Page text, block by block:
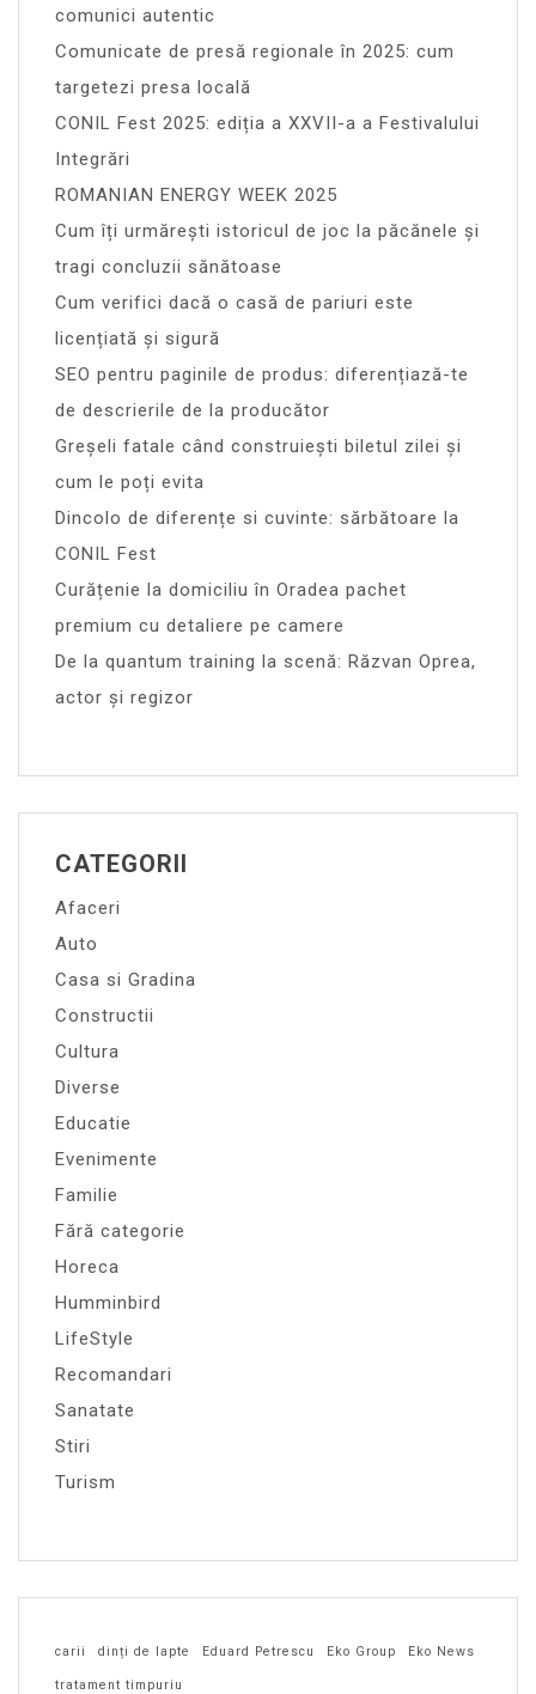
comunici autentic
Comunicate de presă regionale în 2025: cum
targetezi presa locală
CONIL Fest 2025: ediția a XXVII-a a Festivalului
Integrări
ROMANIAN ENERGY WEEK 2025
Cum îți urmărești istoricul de joc la păcănele și
tragi concluzii sănătoase
Cum verifici dacă o casă de pariuri este
licențiată și sigură
SEO pentru paginile de produs: diferențiază-te
de descrierile de la producător
Greșeli fatale când construiești biletul zilei și
cum le poți evita
Dincolo de diferențe si cuvinte: sărbătoare la
CONIL Fest
Curățenie la domiciliu în Oradea pachet
premium cu detaliere pe camere
De la quantum training la scenă: Răzvan Oprea,
actor și regizor
CATEGORII
Afaceri
Auto
Casa si Gradina
Constructii
Cultura
Diverse
Educatie
Evenimente
Familie
Fără categorie
Horeca
Humminbird
LifeStyle
Recomandari
Sanatate
Stiri
Turism
carii dinți de lapte Eduard Petrescu Eko Group Eko News
tratament timpuriu